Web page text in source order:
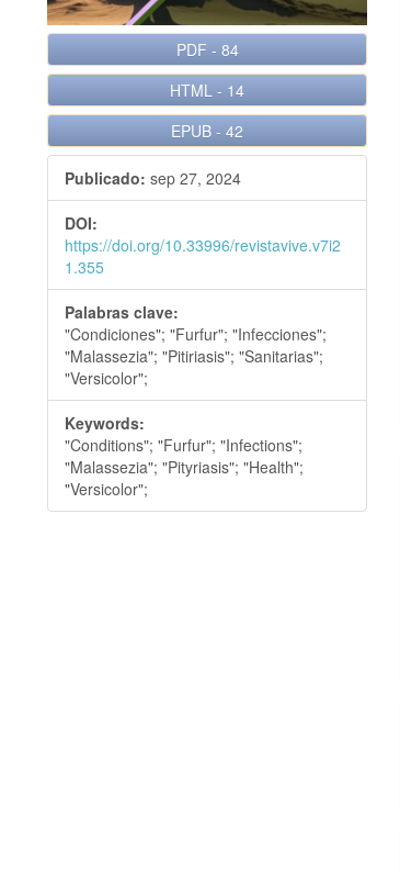
PDF - 84
HTML- 14
EPUB-42
Publicado: sep 27, 2024
DOI:
https://doi.org/10.33996/revistavive.v7i2
1.355
Palabras clave:
"Condiciones"; "Furfur"; "Infecciones";
"Malassezia"; "Pitiriasis"; "Sanitarias";
"Versicolor";
Keywords:
"Conditions"; "Furfur"; "Infections";
"Malassezia"; "Pityriasis"; "Health";
"Versicolor";